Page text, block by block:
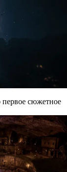
первое сюжетное